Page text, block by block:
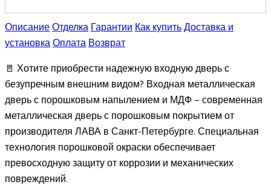
ОписаниеОтделкаГарантииКак купитьДоставка и
установкаОплатаВозврат
🚪 Хотите приобрести надежную входную дверь с
безупречным внешним видом? Входная металлическая
дверь с порошковым напылением и МДФ – современная
металлическая дверь с порошковым покрытием от
производителя ЛАВА в Санкт-Петербурге. Специальная
технология порошковой окраски обеспечивает
превосходную защиту от коррозии и механических
повреждений.